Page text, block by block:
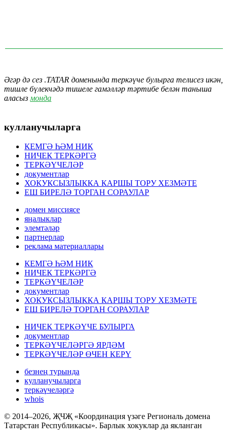
Әгәр дә сез .TATAR доменында теркәүче булырга телисез икән,
тишле бүлекчәдә тишеле гамәлләр тәртибе белән таныша
аласыз монда
кулланучыларга
КЕМГӘ ҺӘМ НИК
НИЧЕК ТЕРКӘРГӘ
ТЕРКӘҮЧЕЛӘР
документлар
ХОКУКСЫЗЛЫККА КАРШЫ ТОРУ ХЕЗМӘТЕ
ЕШ БИРЕЛӘ ТОРГАН СОРАУЛАР
домен миссиясе
яңалыклар
элемтәләр
партнерлар
реклама материаллары
КЕМГӘ ҺӘМ НИК
НИЧЕК ТЕРКӘРГӘ
ТЕРКӘҮЧЕЛӘР
документлар
ХОКУКСЫЗЛЫККА КАРШЫ ТОРУ ХЕЗМӘТЕ
ЕШ БИРЕЛӘ ТОРГАН СОРАУЛАР
НИЧЕК ТЕРКӘҮЧЕ БУЛЫРГА
документлар
ТЕРКӘҮЧЕЛӘРГӘ ЯРДӘМ
ТЕРКӘҮЧЕЛӘР ӨЧЕН КЕРҮ
безнең турында
кулланучыларга
теркәүчеләргә
whois
© 2014–2026, ҖЧҖ «Координация үзәге Региональ домена
Татарстан Республикасы». Барлык хокуклар да якланган